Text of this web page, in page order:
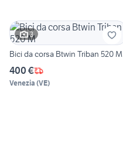
3
Bici da corsa Btwin Triban 520 M
400 €
Venezia (VE)